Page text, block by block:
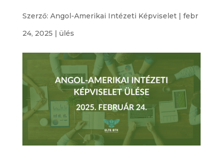
Szerző: Angol-Amerikai Intézeti Képviselet| febr
24, 2025 | ülés